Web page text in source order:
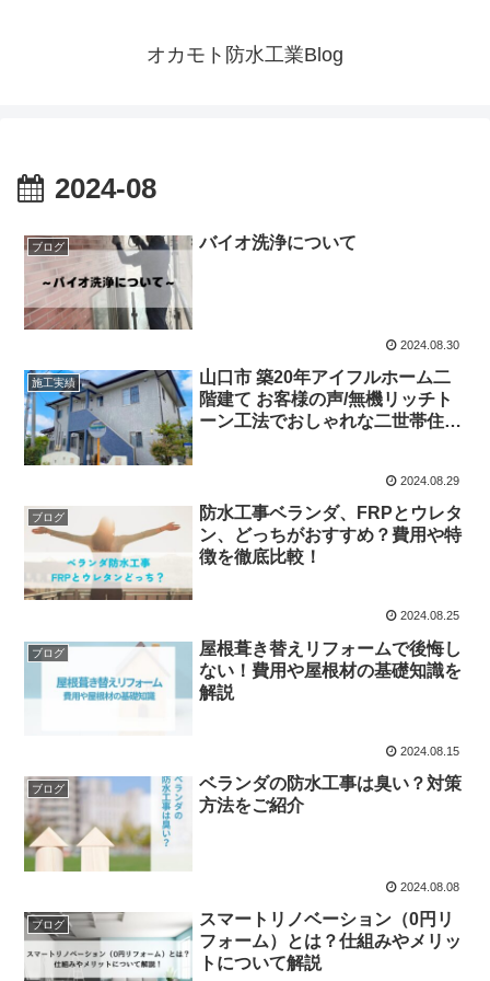
オカモト防水工業Blog
2024-08
ブログ バイオ洗浄について
2024.08.30
施工実績
山口市 築20年アイフルホーム二
階建て お客様の声/無機リッチト
ーン工法でおしゃれな二世帯住宅
2024.08.29
ブログ
防水工事ベランダ、FRPとウレタ
ン、どっちがおすすめ？費用や特
徴を徹底比較！
2024.08.25
ブログ
屋根葺き替えリフォームで後悔し
ない！費用や屋根材の基礎知識を
解説
2024.08.15
ブログ
ベランダの防水工事は臭い？対策
方法をご紹介
2024.08.08
ブログ
スマートリノベーション（0円リ
フォーム）とは？仕組みやメリッ
トについて解説